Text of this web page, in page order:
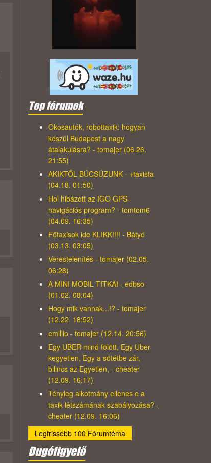
Top fórumok
Okosautók, robottaxik: hogyan
készül Budapest a nagy
átalakulásra? - tomajer (06.26.
21:55)
AKIKTŐL BÚCSÚZUNK - +taxista
(04.18. 01:50)
Hol hibázott az IGO GPS-
navigációs program? - tomtom6
(04.09. 16:35)
Főtaxisok ide KLIKK!!!! - Bátyó
(03.13. 03:05)
Verestelenítés - tomajer (02.05.
06:28)
A MINI MOBIL TITKAI - edbso
(01.02. 08:04)
Hogy mik vannak...!? - tomajer
(12.22. 18:52)
emillio - tomajer (12.14. 20:56)
Egy UBER mind fölött, Egy Uber
kegyetlen, Egy a sötétbe zár,
bilincs az Egyetlen, - cheater
(12.09. 16:17)
Tényleg alkotmány ellenes e a
taxik létszámának szabályozása? -
cheater (12.09. 16:06)
Legfrissebb 100 Fórumtéma
Dugófigyelő